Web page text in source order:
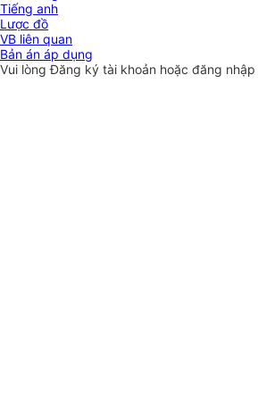
Tiếng anh
Lược đồ
VB liên quan
Bản án áp dụng
Vui lòngĐăng ký tài khoản hoặc đăng nhập